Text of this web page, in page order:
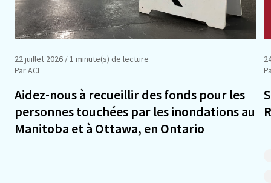
22 juillet 2026 / 1 minute(s) de lecture
Par ACI
Aidez-nous à recueillir des fonds pour les
personnes touchées par les inondations au
Manitoba et à Ottawa, en Ontario